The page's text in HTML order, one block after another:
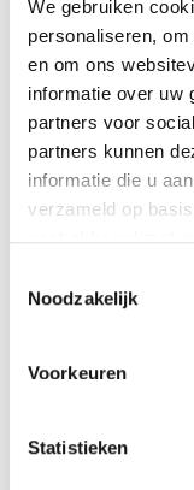
We gebruiken
personaliseren,
en om ons
informatie over uw
partners voor
partners kunnen
informatie die u
verzameld op
Noodzakelijk
Voorkeuren
Statistieken
Van den Berg
met een
ongeveer
doelen
ontdekken
hulpbronnen
ik in 2026
respondenten.
met